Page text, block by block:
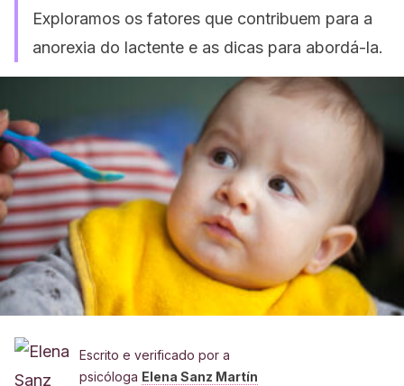
Exploramos os fatores que contribuem para a
anorexia do lactente e as dicas para abordá-la.
Escrito e verificado por a
psicóloga Elena Sanz Martín